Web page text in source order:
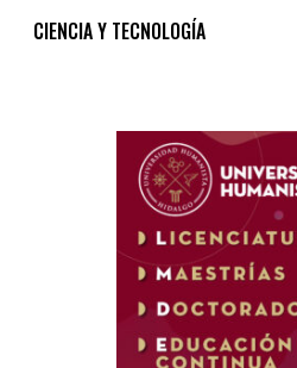
CIENCIA Y TECNOLOGÍA